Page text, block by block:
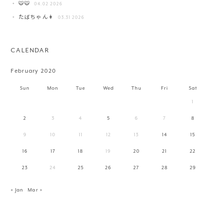
🐯🐯 04.02 2026
たばちゃん👩 03.31 2026
CALENDAR
February 2020
Sun Mon Tue Wed Thu Fri Sat
1
2 3 4 5 6 7 8
9 10 11 12 13 14 15
16 17 18 19 20 21 22
23 24 25 26 27 28 29
« Jan Mar »